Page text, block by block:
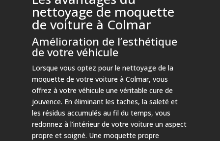
nettoyage de moquette
de voiture à Colmar
Amélioration de l’esthétique
de votre véhicule
Lorsque vous optez pour le nettoyage de la
moquette de votre voiture à Colmar, vous
offrez à votre véhicule une véritable cure de
jouvence. En éliminant les taches, la saleté et
les résidus accumulés au fil du temps, vous
redonnez à l’intérieur de votre voiture un aspect
propre et soigné. Une moquette propre